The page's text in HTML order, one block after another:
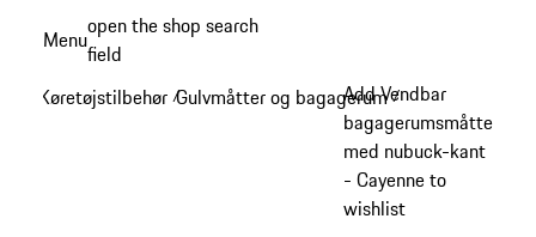
Menuopen the shop search
field
Køretøjstilbehør /Gulvmåtter og bagagerum/
Add Vendbar
bagagerumsmåtte
med nubuck-kant
- Cayenne to
wishlist